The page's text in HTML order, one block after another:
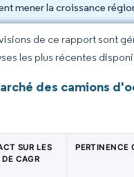
mener la croissance
de ce rapport sont
les plus récentes
des camions
SUR LES
DE CAGR
PERTINENCE